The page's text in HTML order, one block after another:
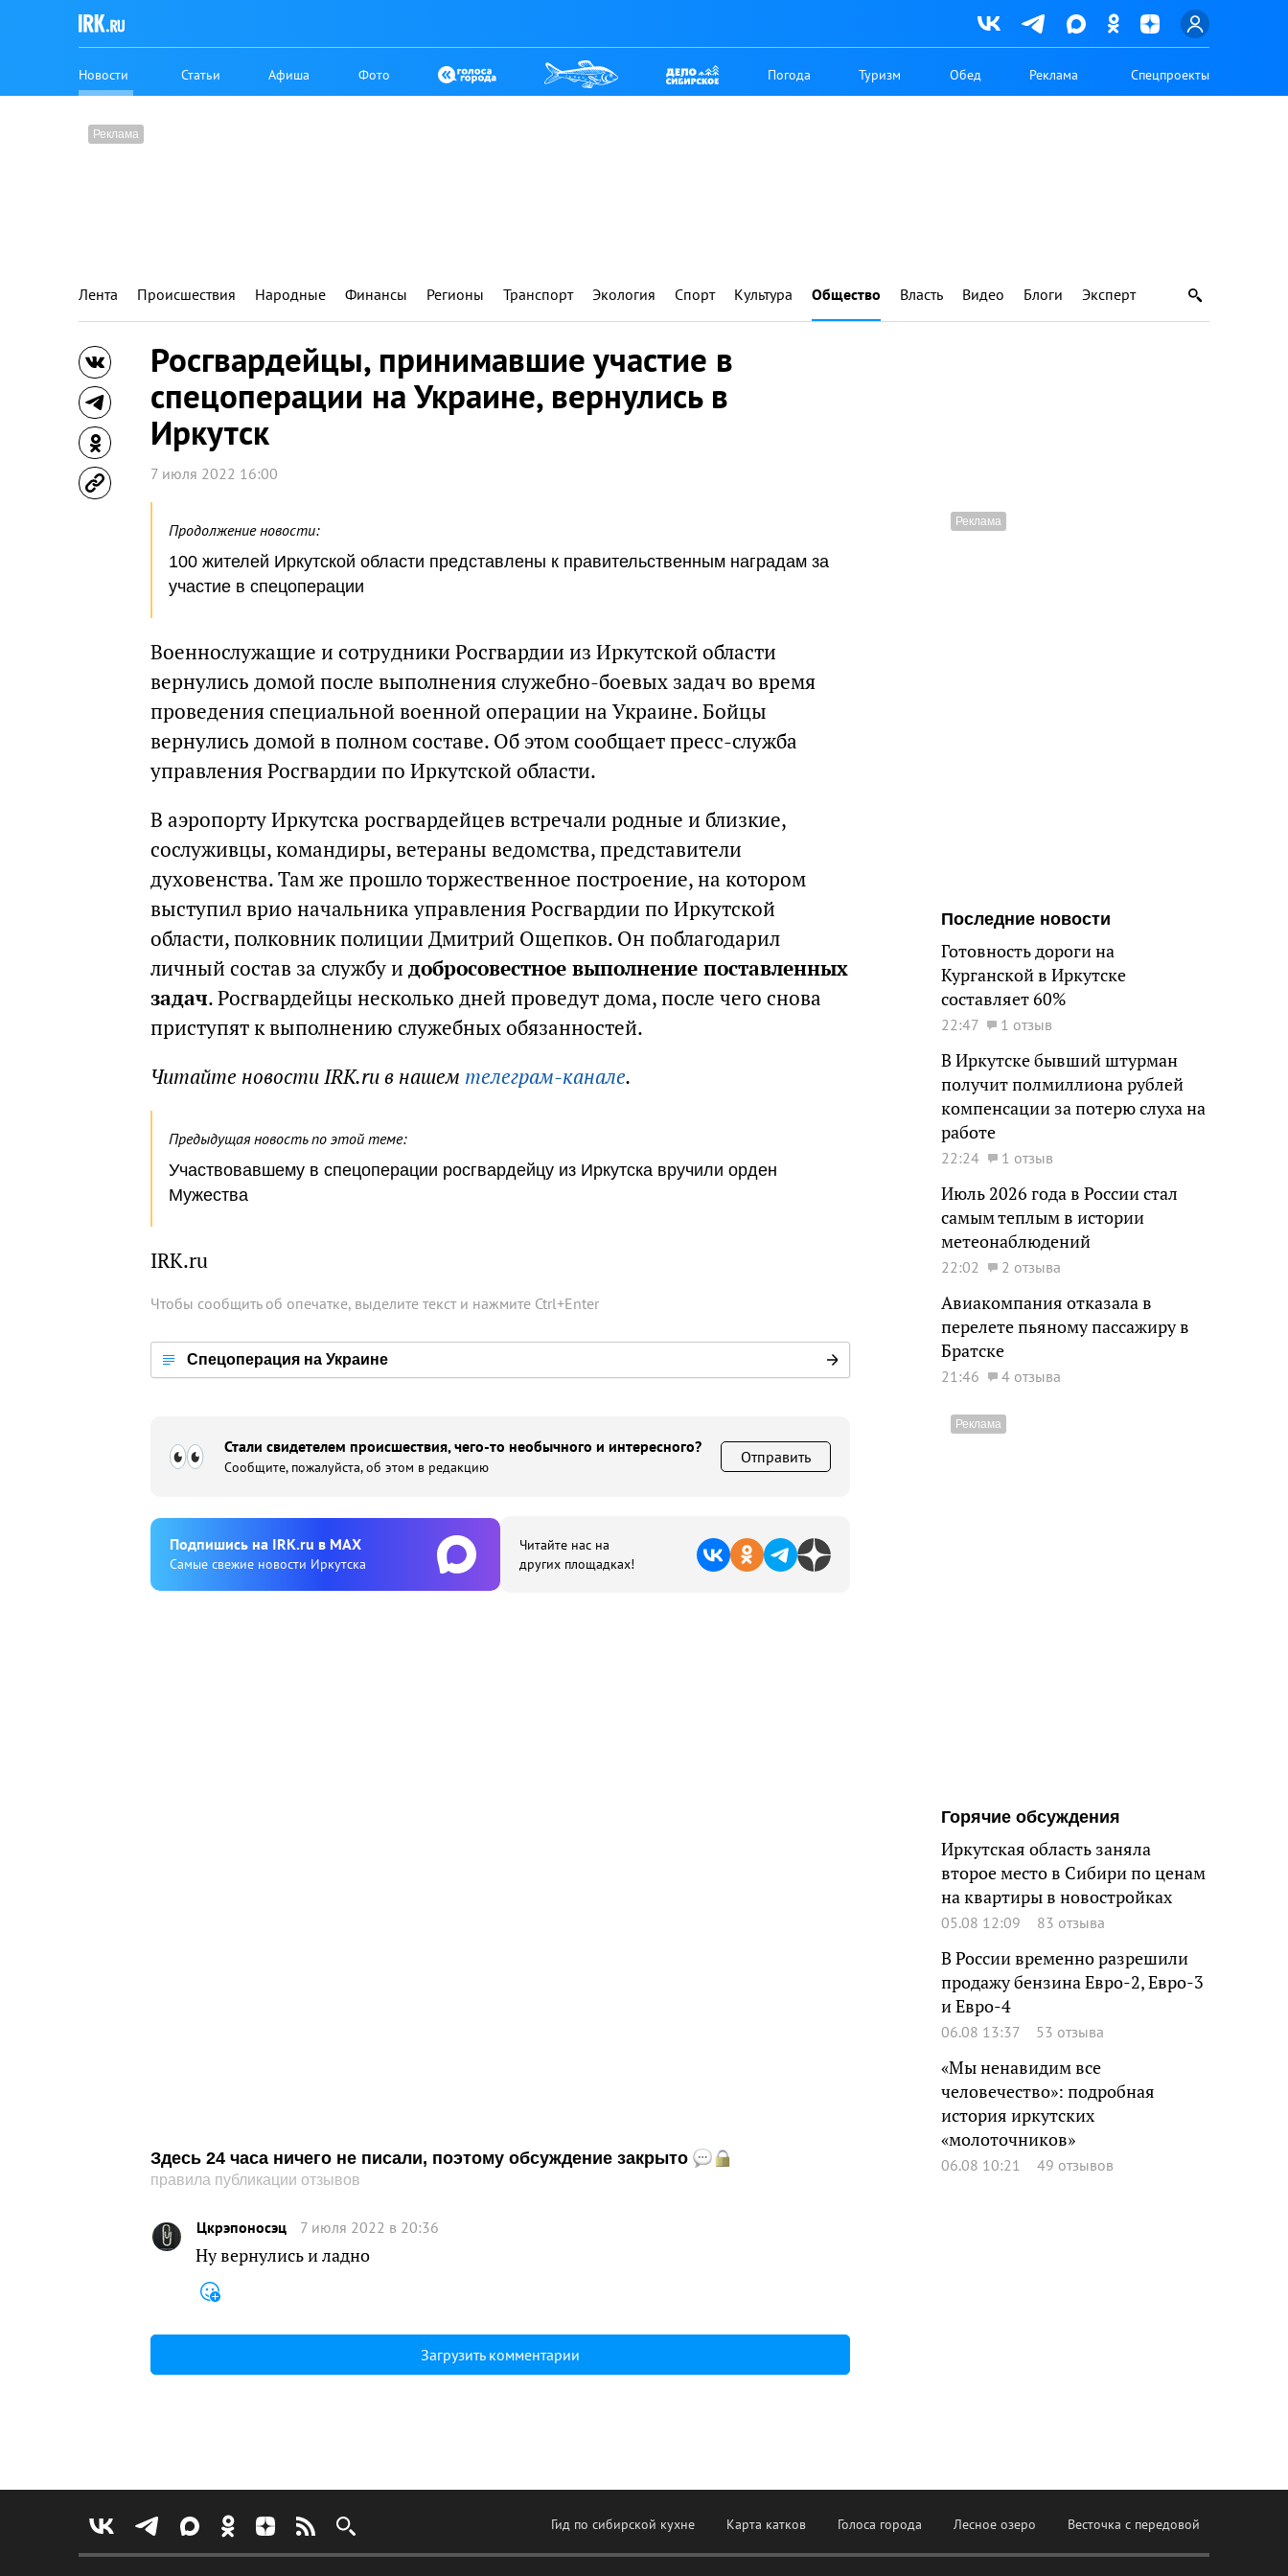
Новости Статьи Афиша Фото Погода Туризм Обед Реклама Спецпроекты
Лента Происшествия Народные Финансы Регионы Транспорт Экология Спорт Культура Общество Власть Видео Блоги Эксперт
Росгвардейцы, принимавшие участие в
спецоперации на Украине, вернулись в
Иркутск
7 июля 2022 16:00
Продолжение новости:
100 жителей Иркутской области представлены к правительственным наградам за
участие в спецоперации
Военнослужащие и сотрудники Росгвардии из Иркутской области
вернулись домой после выполнения служебно-боевых задач во время
проведения специальной военной операции на Украине. Бойцы
вернулись домой в полном составе. Об этом сообщает пресс-служба
управления Росгвардии по Иркутской области.
В аэропорту Иркутска росгвардейцев встречали родные и близкие,
сослуживцы, командиры, ветераны ведомства, представители
духовенства. Там же прошло торжественное построение, на котором
выступил врио начальника управления Росгвардии по Иркутской
области, полковник полиции Дмитрий Ощепков. Он поблагодарил
личный состав за службу и добросовестное выполнение поставленных
задач. Росгвардейцы несколько дней проведут дома, после чего снова
приступят к выполнению служебных обязанностей.
Читайте новости IRK.ru в нашем телеграм-канале.
Предыдущая новость по этой теме:
Участвовавшему в спецоперации росгвардейцу из Иркутска вручили орден
Мужества
IRK.ru
Чтобы сообщить об опечатке, выделите текст и нажмите Ctrl+Enter
Спецоперация на Украине
Стали свидетелем происшествия, чего-то необычного и интересного?
Сообщите, пожалуйста, об этом в редакцию
Отправить
Подпишиcь на IRK.ru в MAX
Cамые свежие новости Иркутска
Читайте нас на
других площадках!
Здесь 24 часа ничего не писали, поэтому обсуждение закрыто
правила публикации отзывов
Цкрэпоносэц 7 июля 2022 в 20:36
Ну вернулись и ладно
Загрузить комментарии
Последние новости
Готовность дороги на
Курганской в Иркутске
составляет 60%
22:47 1 отзыв
В Иркутске бывший штурман
получит полмиллиона рублей
компенсации за потерю слуха на
работе
22:24 1 отзыв
Июль 2026 года в России стал
самым теплым в истории
метеонаблюдений
22:02 2 отзыва
Авиакомпания отказала в
перелете пьяному пассажиру в
Братске
21:46 4 отзыва
Горячие обсуждения
Иркутская область заняла
второе место в Сибири по ценам
на квартиры в новостройках
05.08 12:09 83 отзыва
В России временно разрешили
продажу бензина Евро-2, Евро-3
и Евро-4
06.08 13:37 53 отзыва
«Мы ненавидим все
человечество»: подробная
история иркутских
«молоточников»
06.08 10:21 49 отзывов
Гид по сибирской кухне Карта катков Голоса города Лесное озеро Весточка с передовой